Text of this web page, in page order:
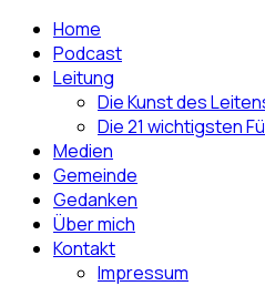
Home
Podcast
Leitung
Die Kunst des
Die 21 wichtigsten
Medien
Gemeinde
Gedanken
Über mich
Kontakt
Impressum